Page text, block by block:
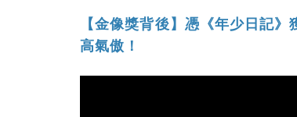
【金像獎背後】憑《年少日記
高氣傲！